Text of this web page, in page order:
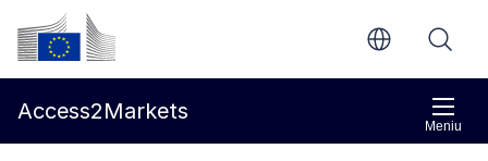
Accesați conținutul principal
Comisia Europeană
Meniu
Access2Markets